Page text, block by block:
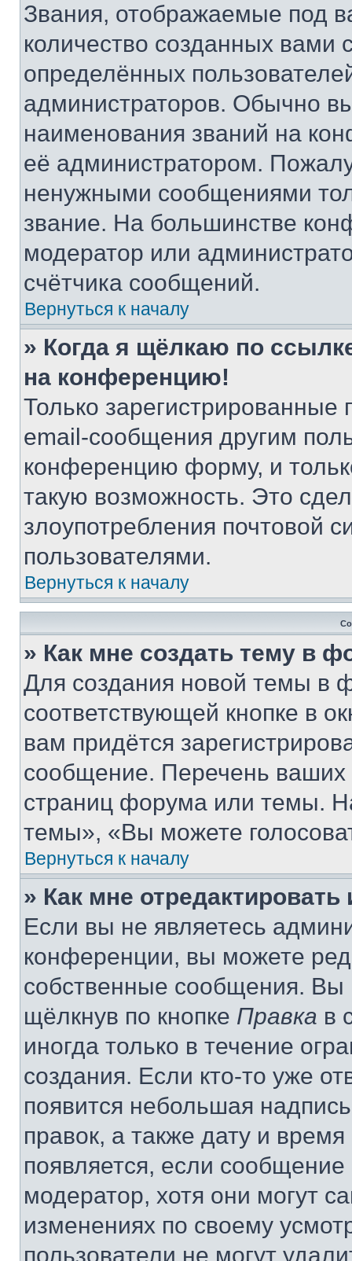
Звания, отображаемые под
количество созданных
определённых
администраторов. Обычно
наименования званий на
её администратором.
ненужными сообщениями
звание. На большинстве
модератор или
счётчика сообщений.
Вернуться к началу
» Когда я щёлкаю по
на конференцию!
Только зарегистрированные
email-сообщения другим
конференцию форму, и
такую возможность. Это
злоупотребления почтовой
пользователями.
Вернуться к началу
» Как мне создать тему в
Для создания новой темы в
соответствующей кнопке в
вам придётся
сообщение. Перечень ваших
страниц форума или темы.
темы», «Вы можете
Вернуться к началу
» Как мне
Если вы не являетесь
конференции, вы можете
собственные сообщения. Вы
щёлкнув по кнопке Правка в
иногда только в течение
создания. Если кто-то уже
появится небольшая
правок, а также дату и
появляется, если
модератор, хотя они могут
изменениях по своему
пользователи не могут